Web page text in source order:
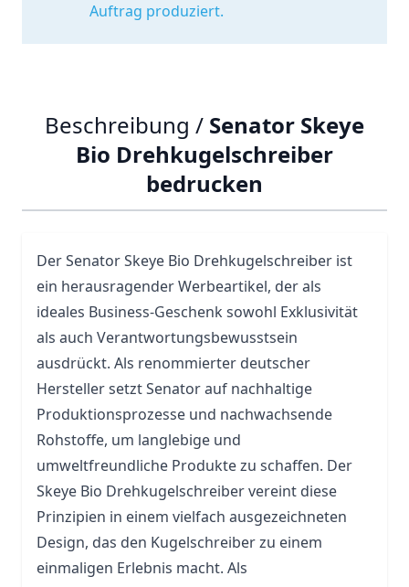
Auftrag produziert.
Beschreibung / Senator Skeye
Bio Drehkugelschreiber
bedrucken
Der Senator Skeye Bio Drehkugelschreiber ist
ein herausragender Werbeartikel, der als
ideales Business-Geschenk sowohl Exklusivität
als auch Verantwortungsbewusstsein
ausdrückt. Als renommierter deutscher
Hersteller setzt Senator auf nachhaltige
Produktionsprozesse und nachwachsende
Rohstoffe, um langlebige und
umweltfreundliche Produkte zu schaffen. Der
Skeye Bio Drehkugelschreiber vereint diese
Prinzipien in einem vielfach ausgezeichneten
Design, das den Kugelschreiber zu einem
einmaligen Erlebnis macht. Als